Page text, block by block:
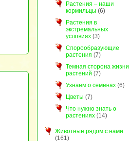
Растения – наши
кормильцы (6)
Растения в
экстремальных
условиях(3)
Спорообразующие
растения (7)
Темная сторона жизни
растений (7)
Узнаем о семенах(6)
Цветы (7)
Что нужно знать о
растениях(14)
Животные рядом с нами
(161)